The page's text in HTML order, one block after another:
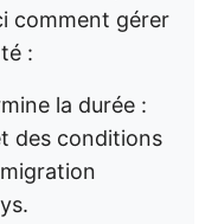
comment gérer
:
la durée :
des conditions